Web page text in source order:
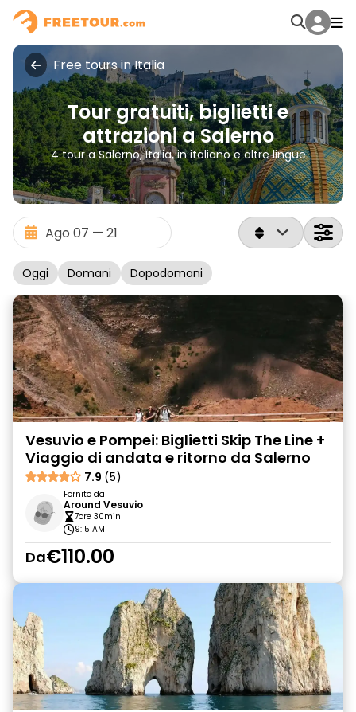
Free tours in Italia
Tour gratuiti, biglietti e
attrazioni a Salerno
4 tour a Salerno, Italia, in italiano e altre lingue
Oggi Domani Dopodomani
Vesuvio e Pompei: Biglietti Skip The Line +
Viaggio di andata e ritorno da Salerno
7.9 (5)
Fornito da
Around Vesuvio
7ore 30min
9:15 AM
Da€110.00